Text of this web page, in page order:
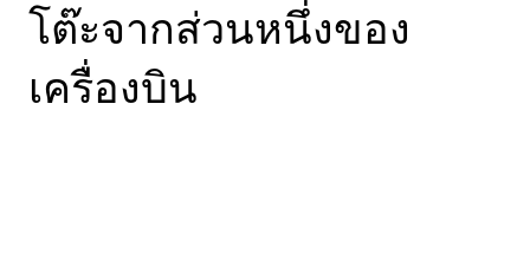
โต๊ะจากส่วนหนึ่งของ
เครื่องบิน